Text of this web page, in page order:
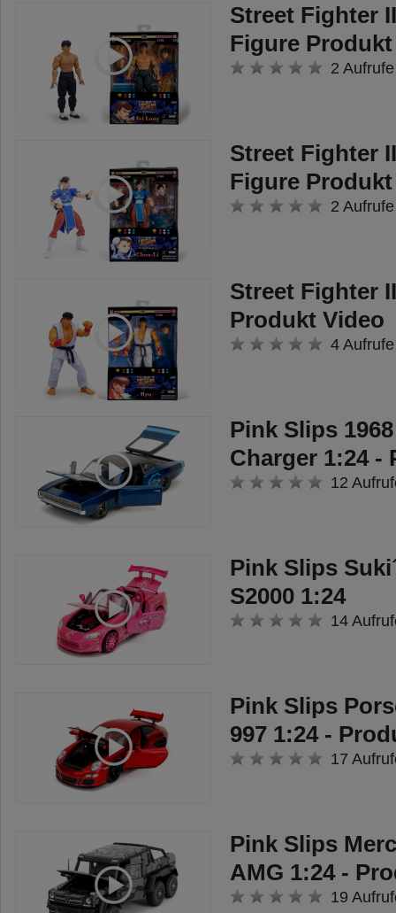
Street Fighter
Figure
2 Aufrufe
Street Fighter
Figure
2 Aufrufe
Street Fighter
Produkt Video
4 Aufrufe
Pink Slips
Charger 1:24 -
12
Pink Slips
S2000 1:24
14
Pink Slips
997 1:24 -
17
Pink Slips
AMG 1:24 -
19